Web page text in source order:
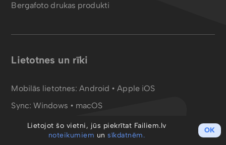
Bergafoto drukas produkti
Lietotnes un rīki
Mobilās lietotnes:Android •Apple iOS
Sync:Windows • macOS
Failu konvertors:PDF •MP4
WebDAV disks
Lietojot šo vietni, jūs piekrītat Failiem.lv
noteikumiem unsīkdatnēm.
OK